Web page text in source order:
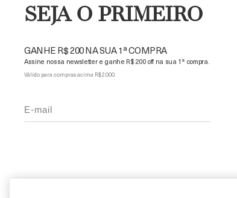
SEJA O PRIMEIRO
GANHE R$ 200 NA SUA 1ª COMPRA
Assine nossa newsletter e ganhe R$ 200 off na sua 1ª compra.
Válido para compras acima R$ 2.000.